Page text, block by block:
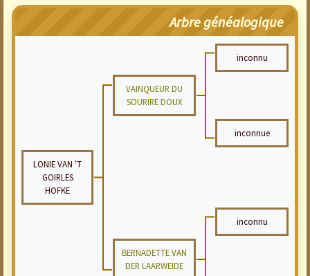
Arbre généalogique
inconnu
VAINQUEUR DU
SOURIRE DOUX
inconnue
LONIE VAN 'T
GOIRLES
HOFKE
inconnu
BERNADETTE VAN
DER LAARWEIDE